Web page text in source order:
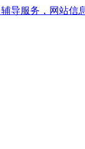
导服务，网站信